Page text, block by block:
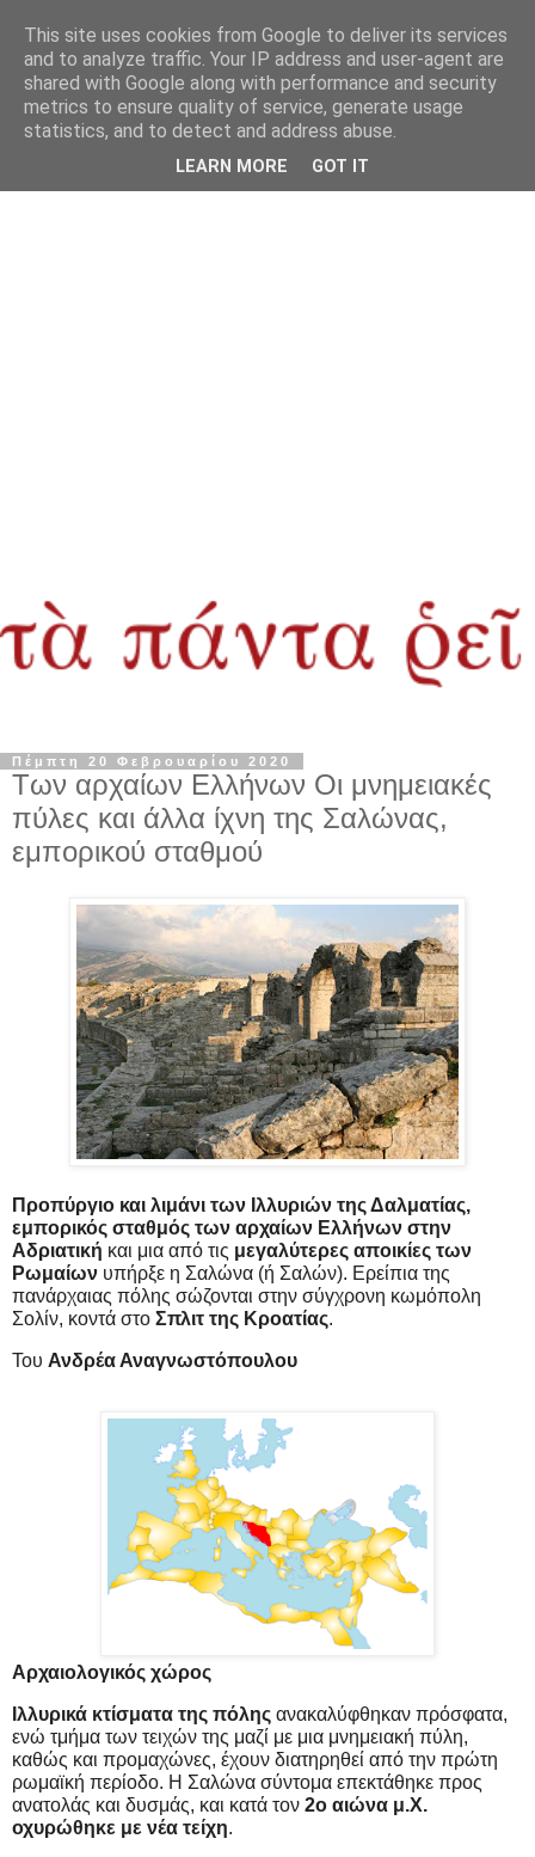
Πέμπτη 20 Φεβρουαρίου 2020
Των αρχαίων Ελλήνων Οι μνημειακές
πύλες και άλλα ίχνη της Σαλώνας,
εμπορικού σταθμού
Προπύργιο και λιμάνι των Ιλλυριών της Δαλματίας,
εμπορικός σταθμός των αρχαίων Ελλήνων στην
Αδριατική και μια από τις μεγαλύτερες αποικίες των
Ρωμαίων υπήρξε η Σαλώνα (ή Σαλών). Ερείπια της
πανάρχαιας πόλης σώζονται στην σύγχρονη κωμόπολη
Σολίν, κοντά στο Σπλιτ της Κροατίας.
Του Ανδρέα Αναγνωστόπουλου
Αρχαιολογικός χώρος
Ιλλυρικά κτίσματα της πόλης ανακαλύφθηκαν πρόσφατα,
ενώ τμήμα των τειχών της μαζί με μια μνημειακή πύλη,
καθώς και προμαχώνες, έχουν διατηρηθεί από την πρώτη
ρωμαϊκή περίοδο. Η Σαλώνα σύντομα επεκτάθηκε προς
ανατολάς και δυσμάς, και κατά τον 2ο αιώνα μ.Χ.
οχυρώθηκε με νέα τείχη.
This site uses cookies from Google to deliver its services
and to analyze traffic. Your IP address and user-agent are
shared with Google along with performance and security
metrics to ensure quality of service, generate usage
statistics, and to detect and address abuse.
LEARN MORE GOT IT